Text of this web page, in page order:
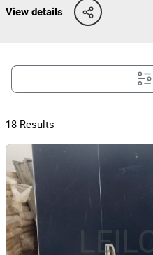
View details
18 Results